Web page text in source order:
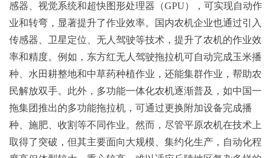
感器、视觉系统和超快图形处理器（GPU），可实现自动作
业和转弯，显著提升了作业效率。国内农机企业也通过引入
传感器、卫星定位、无人驾驶等技术，提升了农机的作业效
率和精度。例如，东方红无人驾驶拖拉机可自动完成玉米播
种、水田耕整地和中草药种植作业，还能集群作业，帮助农
民解放双手。此外，多功能一体化农机逐渐普及，如中国一
拖集团推出的多功能拖拉机，可通过更换附加设备完成播
种、施肥、收割等不同作业。然而，尽管平原农机在技术上
取得了突破，但其主要面向大规模、集约化生产，自动化程